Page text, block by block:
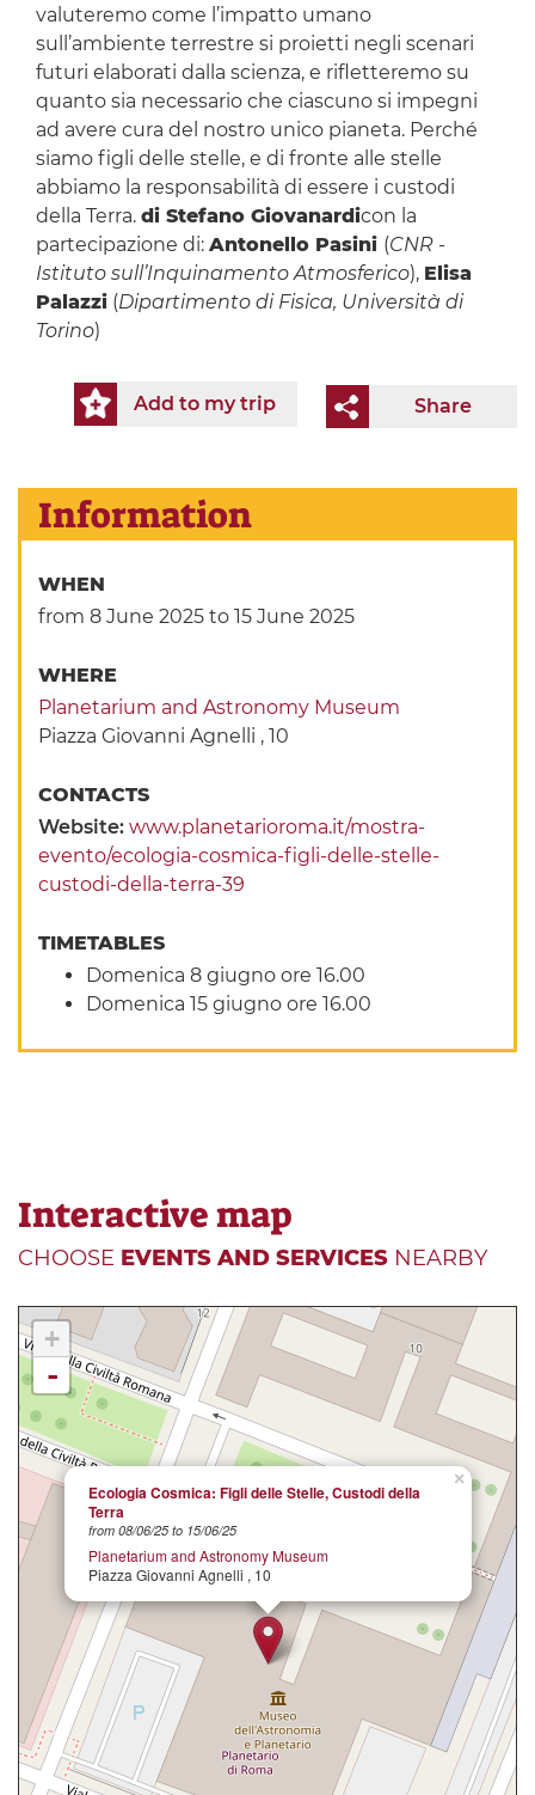
valuteremo come l’impatto umano
sull’ambiente terrestre si proietti negli scenari
futuri elaborati dalla scienza, e rifletteremo su
quanto sia necessario che ciascuno si impegni
ad avere cura del nostro unico pianeta. Perché
siamo figli delle stelle, e di fronte alle stelle
abbiamo la responsabilità di essere i custodi
della Terra. di Stefano Giovanardicon la
partecipazione di: Antonello Pasini (CNR -
Istituto sull’Inquinamento Atmosferico), Elisa
Palazzi(Dipartimento di Fisica, Università di
Torino)
Share
Add to my trip
Information
WHEN
from 8 June 2025 to 15 June 2025
WHERE
Planetarium and Astronomy Museum
Piazza Giovanni Agnelli , 10
CONTACTS
Website:www.planetarioroma.it/mostra-
evento/ecologia-cosmica-figli-delle-stelle-
custodi-della-terra-39
TIMETABLES
Domenica 8 giugno ore 16.00
Domenica 15 giugno ore 16.00
Interactive map
CHOOSE EVENTS AND SERVICES NEARBY
×
Ecologia Cosmica: Figli delle Stelle, Custodi della
Terra
from 08/06/25 to 15/06/25
Planetarium and Astronomy Museum
Piazza Giovanni Agnelli , 10
+
-